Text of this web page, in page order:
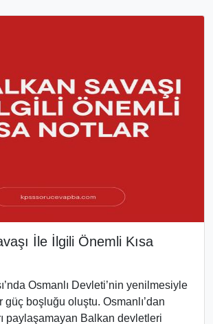
İle İlgili Önemli Kısa
Osmanlı Devleti’nin yenilmesiyle
güç boşluğu oluştu. Osmanlı’dan
paylaşamayan Balkan devletleri